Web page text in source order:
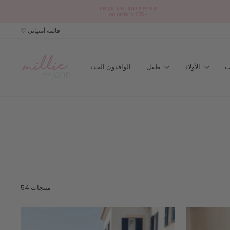
♡ قائمة أمنياتي
الوافدون الجدد
54 منتجات